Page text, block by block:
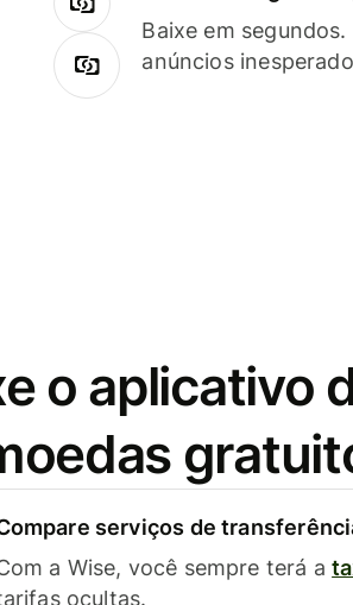
Baixe em
anúncios
o aplicativo
serviços de
a Wise, você sempre terá a
ocultas.